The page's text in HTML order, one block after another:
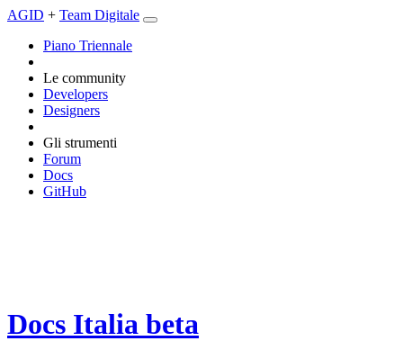
AGID + Team Digitale
Piano Triennale
Le community
Developers
Designers
Gli strumenti
Forum
Docs
GitHub
Docs Italia beta